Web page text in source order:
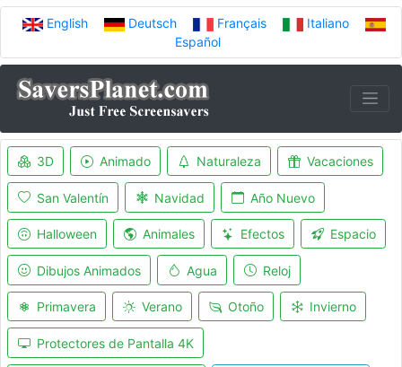
English Deutsch Français
Italiano
Español
3D Animado Naturaleza Vacaciones
San Valentín Navidad Año Nuevo
Halloween Animales Efectos Espacio
Dibujos Animados Agua Reloj
Primavera Verano Otoño Invierno
Protectores de Pantalla 4K